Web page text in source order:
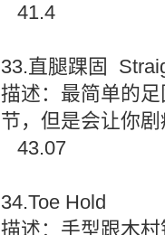
41.4
33.直腿踝固
描述：最简单的
节，但是会让你
43.07
34.Toe Hold
描述：手型跟木